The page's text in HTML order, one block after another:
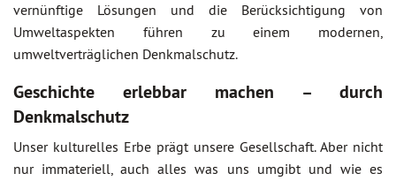
vernünftige Lösungen und die Berücksichtigung von
Umweltaspekten führen zu einem modernen,
umweltverträglichen Denkmalschutz.
Geschichte erlebbar machen – durch
Denkmalschutz
Unser kulturelles Erbe prägt unsere Gesellschaft. Aber nicht
nur immateriell, auch alles was uns umgibt und wie es